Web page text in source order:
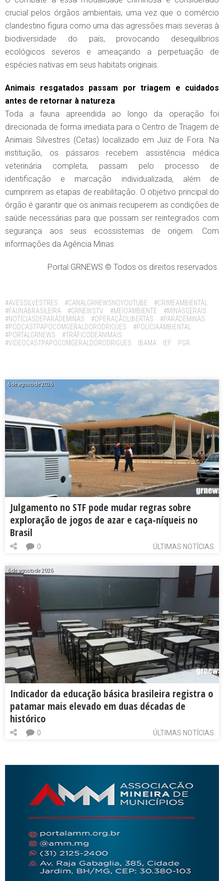
crucial pelos órgãos ambientais, uma vez que o comércio
clandestino figura como uma das agressões mais severas à
biodiversidade do país, provocando desequilíbrios
ecológicos severos e ameaçando a perpetuação de
espécies nativas em seus habitats originais.
Animais resgatados passam por triagem e cuidados
antes de retornar à natureza
Toda a fauna apreendida ao longo da operação foi
direcionada de forma imediata para o Centro de Triagem de
Animais Silvestres (Cetas) localizado em Juiz de Fora. Na
instituição, os pássaros recebem assistência médica
veterinária completa, passam pelo processo de
identificação e marcação individualizada, além de
cumprirem as etapas de reabilitação. O objetivo principal do
órgão é garantir que os animais recuperem as condições de
saúde necessárias para que possam ser reintegrados com
segurança aos seus ecossistemas de origem. Com
informações da Agência Minas
Portal GRNEWS © Todos os direitos reservados.
Tags:
#AVESSILVESTRES #CANALGRNEWSNOYOUTUBE
#CRIMEAMBIENTAL
#FAUNABRASILEIRA
#GRNEWSTV #MEIOAMBIENTE
#MINASGERAIS
#NOTÍCIASDEPARÁDEMINAS
#OPERAÇÃOLIBERTAS
#PARÁDEMINAS
#PODCASTPAPOCOMGERALDORODRIGUES
#POLÍCIAAMBIENTAL
#PORTALGRNEWS
#TRÁFICODEANIMAIS
#VIDEOCASTPAPOCOMGERALDORODRIGUES
IBAMA IEF PGR
6 de agosto de 2026
Julgamento no STF pode mudar regras sobre
exploração de jogos de azar e caça-níqueis no
Brasil
ÚLTIMAS NOTÍCIAS
0
6 de agosto de 2026
Indicador da educação básica brasileira registra o
patamar mais elevado em duas décadas de
histórico
ÚLTIMAS NOTÍCIAS
0